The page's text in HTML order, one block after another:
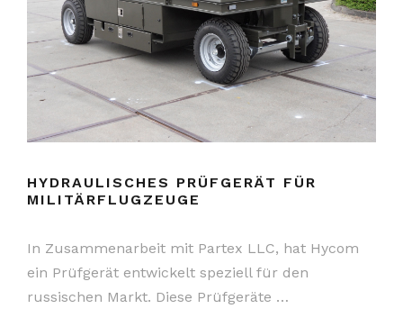
HYDRAULISCHES PRÜFGERÄT FÜR
MILITÄRFLUGZEUGE
In Zusammenarbeit mit Partex LLC, hat Hycom
ein Prüfgerät entwickelt speziell für den
russischen Markt. Diese Prüfgeräte …